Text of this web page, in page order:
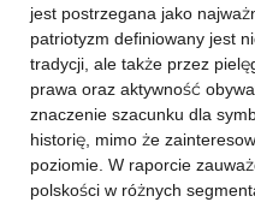
jest postrzegana jako
patriotyzm definiowany jest
tradycji, ale także przez
prawa oraz aktywność
znaczenie szacunku dla
historię, mimo że
poziomie. W raporcie
polskości w różnych